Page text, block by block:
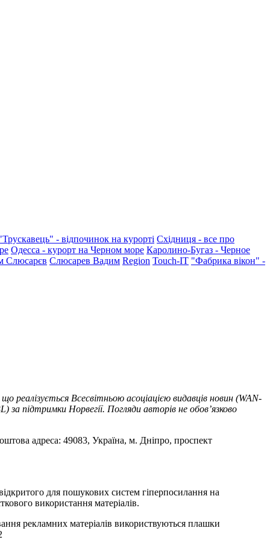
- відпочинок на курорті Східниця - все про
Одесса - курорт на Черном море Каролино-Бугаз - Черное
Слюсарєв Слюсарев Вадим Region Touch-IT "Фабрика вікон" -
Всесвітньою асоціацією видавців новин (WAN-
підтримки Норвегії. Погляди авторів не обов’язково
адреса: 49083, Україна, м. Дніпро, проспект
для пошукових систем гіперпосилання на
використання матеріалів.
рекламних матеріалів використвуються плашки